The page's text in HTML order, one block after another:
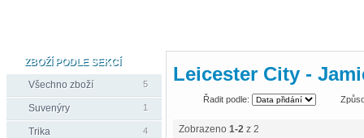
ZBOŽÍ PODLE SEKCÍ
Všechno zboží
5
Suvenýry 1
Trika 4
Leicester City -
Řadit podle:
Zobrazeno 1-2 z 2